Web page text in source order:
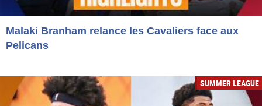
Malaki Branham relance les Cavaliers face aux
Pelicans
SUMMER LEAGUE